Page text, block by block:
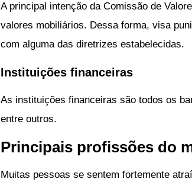
A principal intenção da Comissão de
valores mobiliários. Dessa forma, visa
com alguma das diretrizes estabelecidas.
Instituições financeiras
As instituições financeiras são todos os
entre outros.
Principais profissões do
Muitas pessoas se sentem fortemente